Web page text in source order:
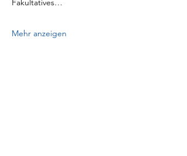
Fakultatives…
Mehr anzeigen